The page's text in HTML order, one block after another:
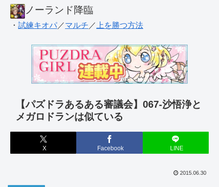
ノーランド降臨
・ 試練キオパ ／マルチ ／ 上を勝つ方法
【パズドラあるある審議会】067-沙悟浄と
メガロドランは似ている
X Facebook LINE
2015.06.30